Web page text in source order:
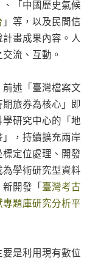
「中國歷史氣候
」等，以及民間信
畫成果內容。人
流、互動。
述「臺灣檔案文
旅券為核心」即
研究中心的「地
，持續擴充兩岸
定位處理、開發
學術研究型資料
開發「 臺灣考古
題庫研究分析平
是利用現有數位